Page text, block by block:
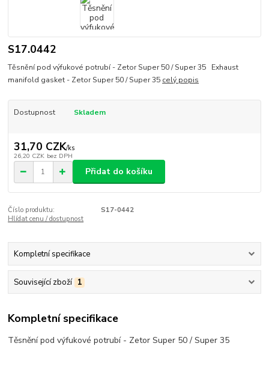
S17.0442
Těsnění pod výfukové potrubí - Zetor Super 50 / Super 35 Exhaust
manifold gasket - Zetor Super 50 / Super 35 celý popis
Dostupnost Skladem
31,70 CZK/ks
26,20 CZK bez DPH
Přidat do košíku
Číslo produktu:
S17-0442
Hlídat cenu / dostupnost
Kompletní specifikace
Související zboží 1
Kompletní specifikace
Těsnění pod výfukové potrubí - Zetor Super 50 / Super 35